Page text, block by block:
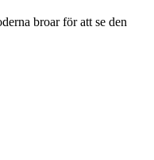
broar för att se den